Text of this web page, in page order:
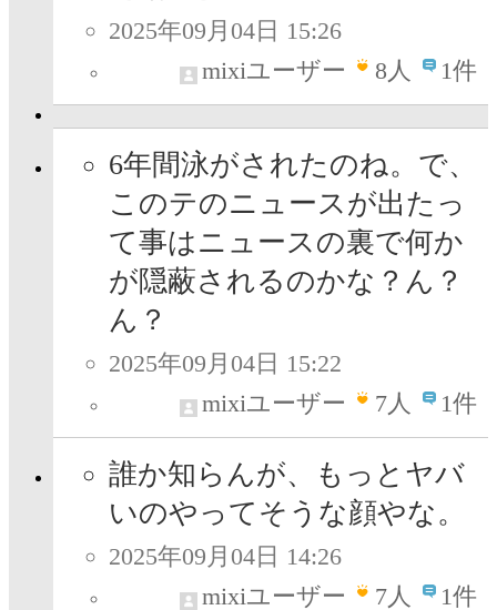
2025年09月04日 15:26
mixiユーザー
8人 1件
6年間泳がされたのね。で、
このテのニュースが出たっ
て事はニュースの裏で何か
が隠蔽されるのかな？ん？
ん？
2025年09月04日 15:22
mixiユーザー
7人 1件
誰か知らんが、もっとヤバ
いのやってそうな顔やな。
2025年09月04日 14:26
mixiユーザー
7人 1件